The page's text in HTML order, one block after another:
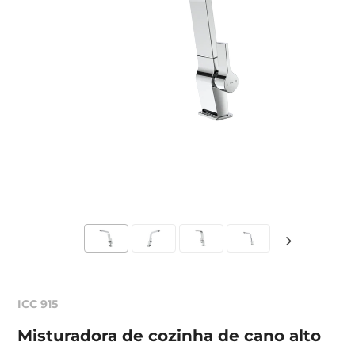
ICC 915
Misturadora de cozinha de cano alto